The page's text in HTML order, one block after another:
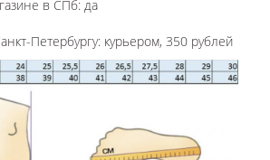
в СПб: да
Петербургу: курьером, 350 рублей